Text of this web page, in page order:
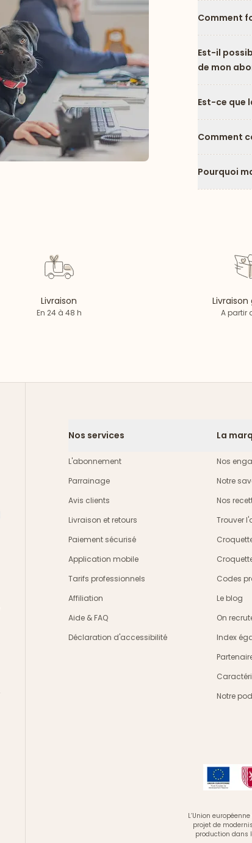
Comment
Est-il
de mon
Est-ce que
Comment
Pourquoi
Livraison
En 24 à 48 h A partir
Nos services
L'abonnement
Parrainage
Avis clients
Livraison et retours
Paiement sécurisé
Application mobile
Tarifs professionnels
Affiliation
Aide & FAQ
Déclaration d'accessibilité
La
Nos
Notre
Nos
Trouver
Codes
Le blog
On
Index
Notre
L’Union
projet de
production dans